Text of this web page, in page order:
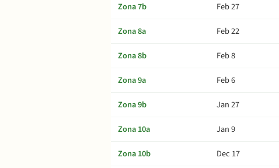
Zona 7b
Feb 27
Zona 8a
Feb 22
Zona 8b
Feb 8
Zona 9a
Feb 6
Zona 9b
Jan 27
Zona 10a
Jan 9
Zona 10b
Dec 17